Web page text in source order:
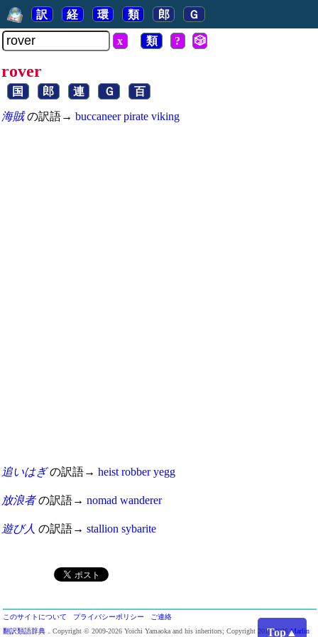
Top▲
訳 経 環 類 郎 Ｇ
x 類 ? 🎲
rover
国 郎 連 Ｇ 百
海賊の訳語→ buccaneer pirate viking
追いはぎの訳語→ heist robber yegg
放浪者の訳語→ nomad wanderer
遊び人 の訳語→ stallion sybarite
このサイトについて プライバシーポリシー
ご連絡
翻訳類語辞典 ．Copyright © 2009-2026 Yoichi Yamaoka and his inheritors; Copyright 2013-2026 Marlin